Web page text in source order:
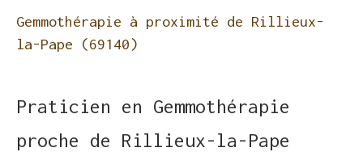
Gemmothérapie à proximité de Rillieux-
la-Pape (69140)
Praticien en Gemmothérapie
proche de Rillieux-la-Pape